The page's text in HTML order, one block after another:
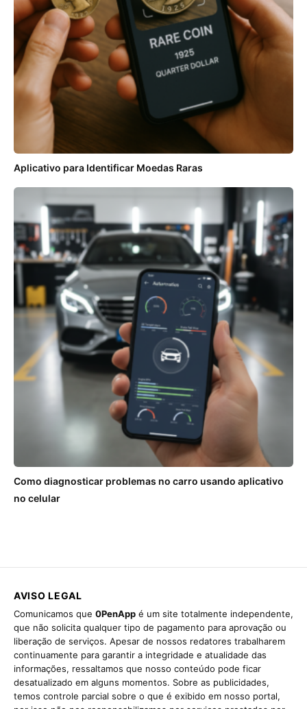
Aplicativo para Identificar Moedas Raras
Como diagnosticar problemas no carro usando aplicativo
no celular
AVISO LEGAL
Comunicamos que 0PenApp é um site totalmente independente,
que não solicita qualquer tipo de pagamento para aprovação ou
liberação de serviços. Apesar de nossos redatores trabalharem
continuamente para garantir a integridade e atualidade das
informações, ressaltamos que nosso conteúdo pode ficar
desatualizado em alguns momentos. Sobre as publicidades,
temos controle parcial sobre o que é exibido em nosso portal,